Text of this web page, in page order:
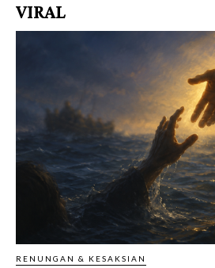
VIRAL
RENUNGAN & KESAKSIAN